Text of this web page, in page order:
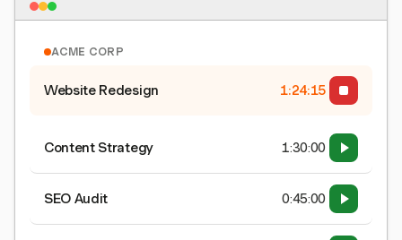
ACME CORP
Website Redesign 1:24:15
Content Strategy 1:30:00
SEO Audit 0:45:00